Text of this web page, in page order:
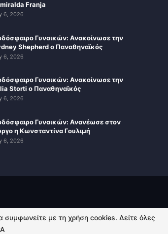
Franja
6, 2026
Γυναικών: Ανακοίνωσε την
Shepherd ο Παναθηναϊκός
6, 2026
Γυναικών: Ανακοίνωσε την
Storti ο Παναθηναϊκός
6, 2026
Γυναικών: Ανανέωσε στον
η Κωνσταντίνα Γουλιμή
6, 2026
συμφωνείτε με τη χρήση cookies. Δείτε όλες